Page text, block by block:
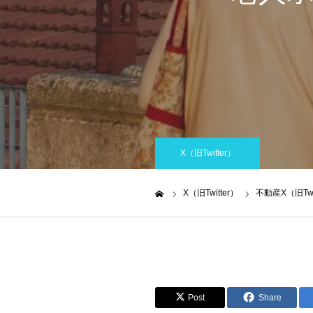
X（旧Twitter）
X（旧Twitter） 不動産X（旧
Post Share